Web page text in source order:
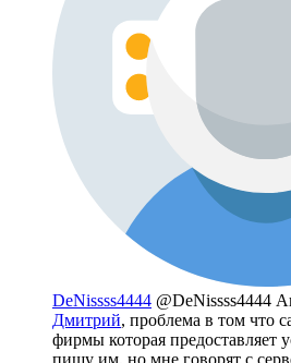
DeNissss4444 @DeNissss4444
Дмитрий, проблема в том что
фирмы которая предоставляет